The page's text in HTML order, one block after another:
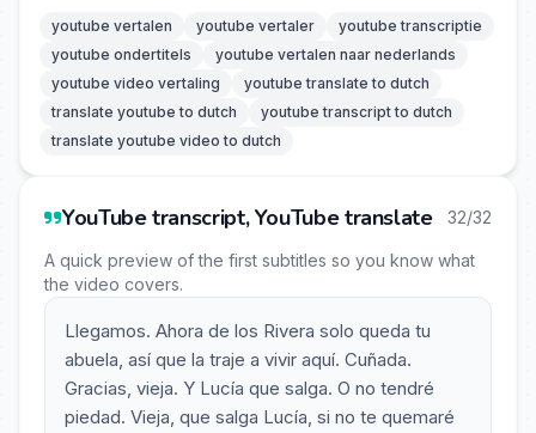
youtube vertalen youtube vertaler
youtube transcriptie
youtube ondertitels
youtube vertalen naar nederlands
youtube video vertaling
youtube translate to dutch
translate youtube to dutch
youtube transcript to dutch
translate youtube video to dutch
YouTube transcript, YouTube translate 32/32
A quick preview of the first subtitles so you know what
the video covers.
Llegamos. Ahora de los Rivera solo queda tu
abuela, así que la traje a vivir aquí. Cuñada.
Gracias, vieja. Y Lucía que salga. O no tendré
piedad. Vieja, que salga Lucía, si no te quemaré